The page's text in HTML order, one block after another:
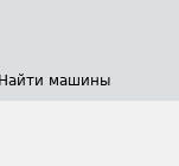
Найти машины